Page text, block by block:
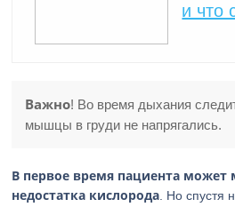
и что
Важно! Во время дыхания
мышцы в груди не напрягались.
В первое время пациента
недостатка кислорода . Но спустя